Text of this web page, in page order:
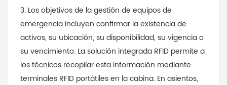
3. Los objetivos de la gestión de equipos de
emergencia incluyen confirmar la existencia de
activos, su ubicación, su disponibilidad, su vigencia o
su vencimiento. La solución integrada RFID permite a
los técnicos recopilar esta información mediante
terminales RFID portátiles en la cabina. En asientos,